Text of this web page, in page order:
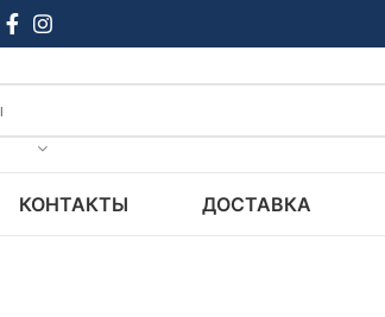
КОНТАКТЫ ДОСТАВКА